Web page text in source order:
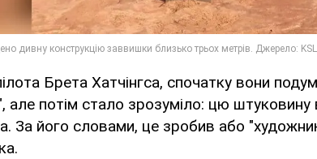
Брета Хатчінгса, спочатку вони
але потім стало зрозуміло: цю
За його словами, це зробив або